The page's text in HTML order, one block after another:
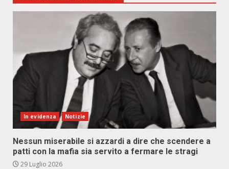
In evidenza Notizie
Nessun miserabile si azzardi a dire che scendere a
patti con la mafia sia servito a fermare le stragi
29 Luglio 2026